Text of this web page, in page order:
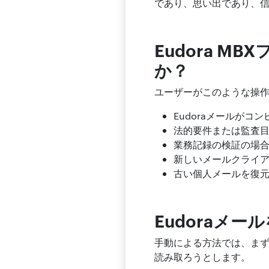
であり、思い出であり、
Eudora MBX
か？
ユーザーがこのような操
Eudoraメールがコン
法的要件または監査
業務記録の検証の場
新しいメールクライ
古い個人メールを復
Eudoraメー
手動による方法では、ま
読み取ろうとします。